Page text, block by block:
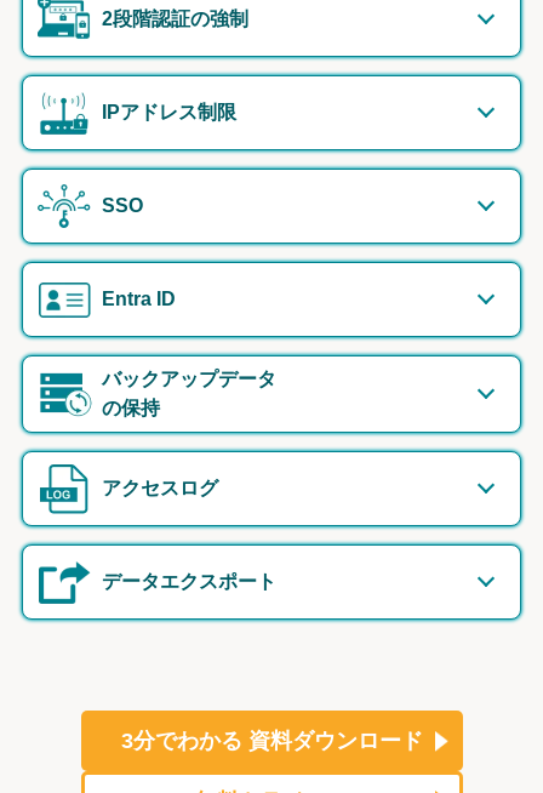
2段階認証の強制
IPアドレス制限
SSO
Entra ID
バックアップデータ
の保持
アクセスログ
データエクスポート
3分でわかる 資料ダウンロード